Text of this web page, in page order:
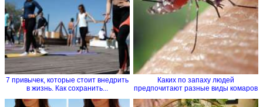
7 привычек, которые стоит внедрить
в жизнь. Как сохранить...
Каких по запаху людей
предпочитают разные виды комаров